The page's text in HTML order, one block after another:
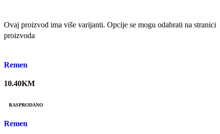
Ovaj proizvod ima više varijanti. Opcije se mogu odabrati na stranici
proizvoda
Remen
10.40KM
RASPRODANO
Remen